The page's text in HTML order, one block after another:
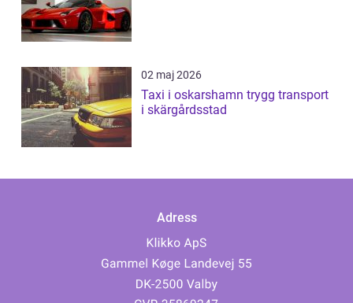
02 maj 2026
Taxi i oskarshamn trygg transport
i skärgårdsstad
Adress